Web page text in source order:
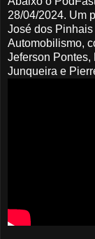
28/04/2024. Um
José dos
Automobilismo,
Jeferson Pontes,
Junqueira e